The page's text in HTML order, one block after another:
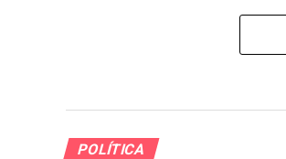
POLÍTICA